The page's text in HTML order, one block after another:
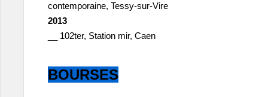
contemporaine, Tessy-sur-Vire
2013
__ 102ter, Station mir, Caen
BOURSES